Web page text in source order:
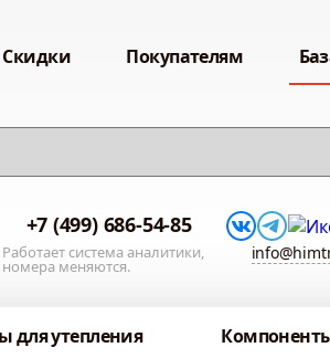
Скидки Покупателям
+7 (499) 686-54-85
Работает система аналитики,
номера меняются.
для утепления